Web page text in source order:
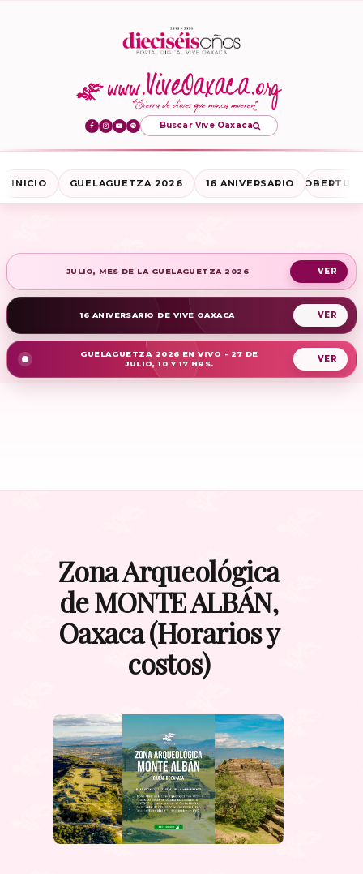
Buscar Vive Oaxaca
INICIO GUELAGUETZA 2026 16 ANIVERSARIO
JULIO, MES DE LA GUELAGUETZA 2026
16 ANIVERSARIO DE VIVE OAXACA
GUELAGUETZA 2026 EN VIVO - 27 DE
JULIO, 10 Y 17 HRS.
Zona Arqueológica
de MONTE ALBÁN,
Oaxaca (Horarios y
costos)